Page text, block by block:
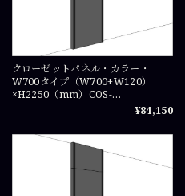
クローゼットパネル・カラー・
W700タイプ（W700+W120）
×H2250（mm）COS-
¥84,150